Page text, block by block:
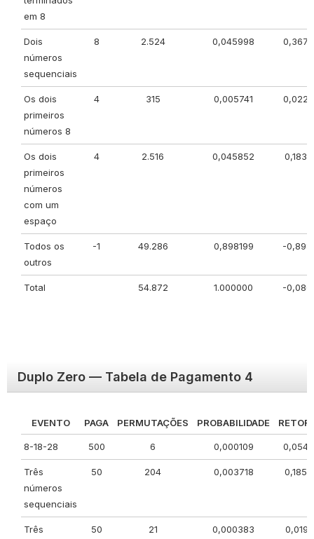
em 8
Dois
números
sequenciais
8 2.524 0,045998
Os dois
primeiros
números 8
4 315 0,005741
Os dois
primeiros
números
com um
espaço
4 2.516 0,045852
Todos os
outros
-1 49.286 0,898199 -
Total 54.872 1.000000 -
Duplo Zero — Tabela de Pagamento 4
EVENTO PAGA PERMUTAÇÕES PROBABILIDADE
8-18-28 500 6 0,000109
Três
números
sequenciais
50 204 0,003718
Três
50 21 0,000383